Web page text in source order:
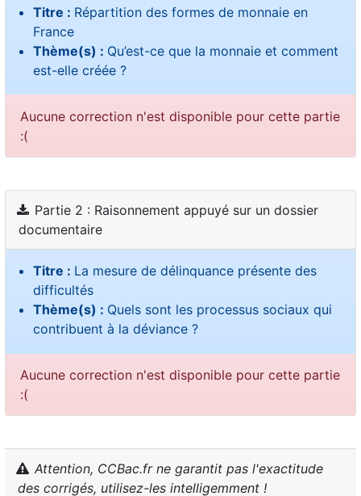
Titre : Répartition des formes de monnaie en
France
Thème(s) : Qu’est-ce que la monnaie et comment
est-elle créée ?
Aucune correction n'est disponible pour cette partie
:(
Partie 2 : Raisonnement appuyé sur un dossier
documentaire
Titre : La mesure de délinquance présente des
difficultés
Thème(s) : Quels sont les processus sociaux qui
contribuent à la déviance ?
Aucune correction n'est disponible pour cette partie
:(
Attention, CCBac.fr ne garantit pas l'exactitude
des corrigés, utilisez-les intelligemment !